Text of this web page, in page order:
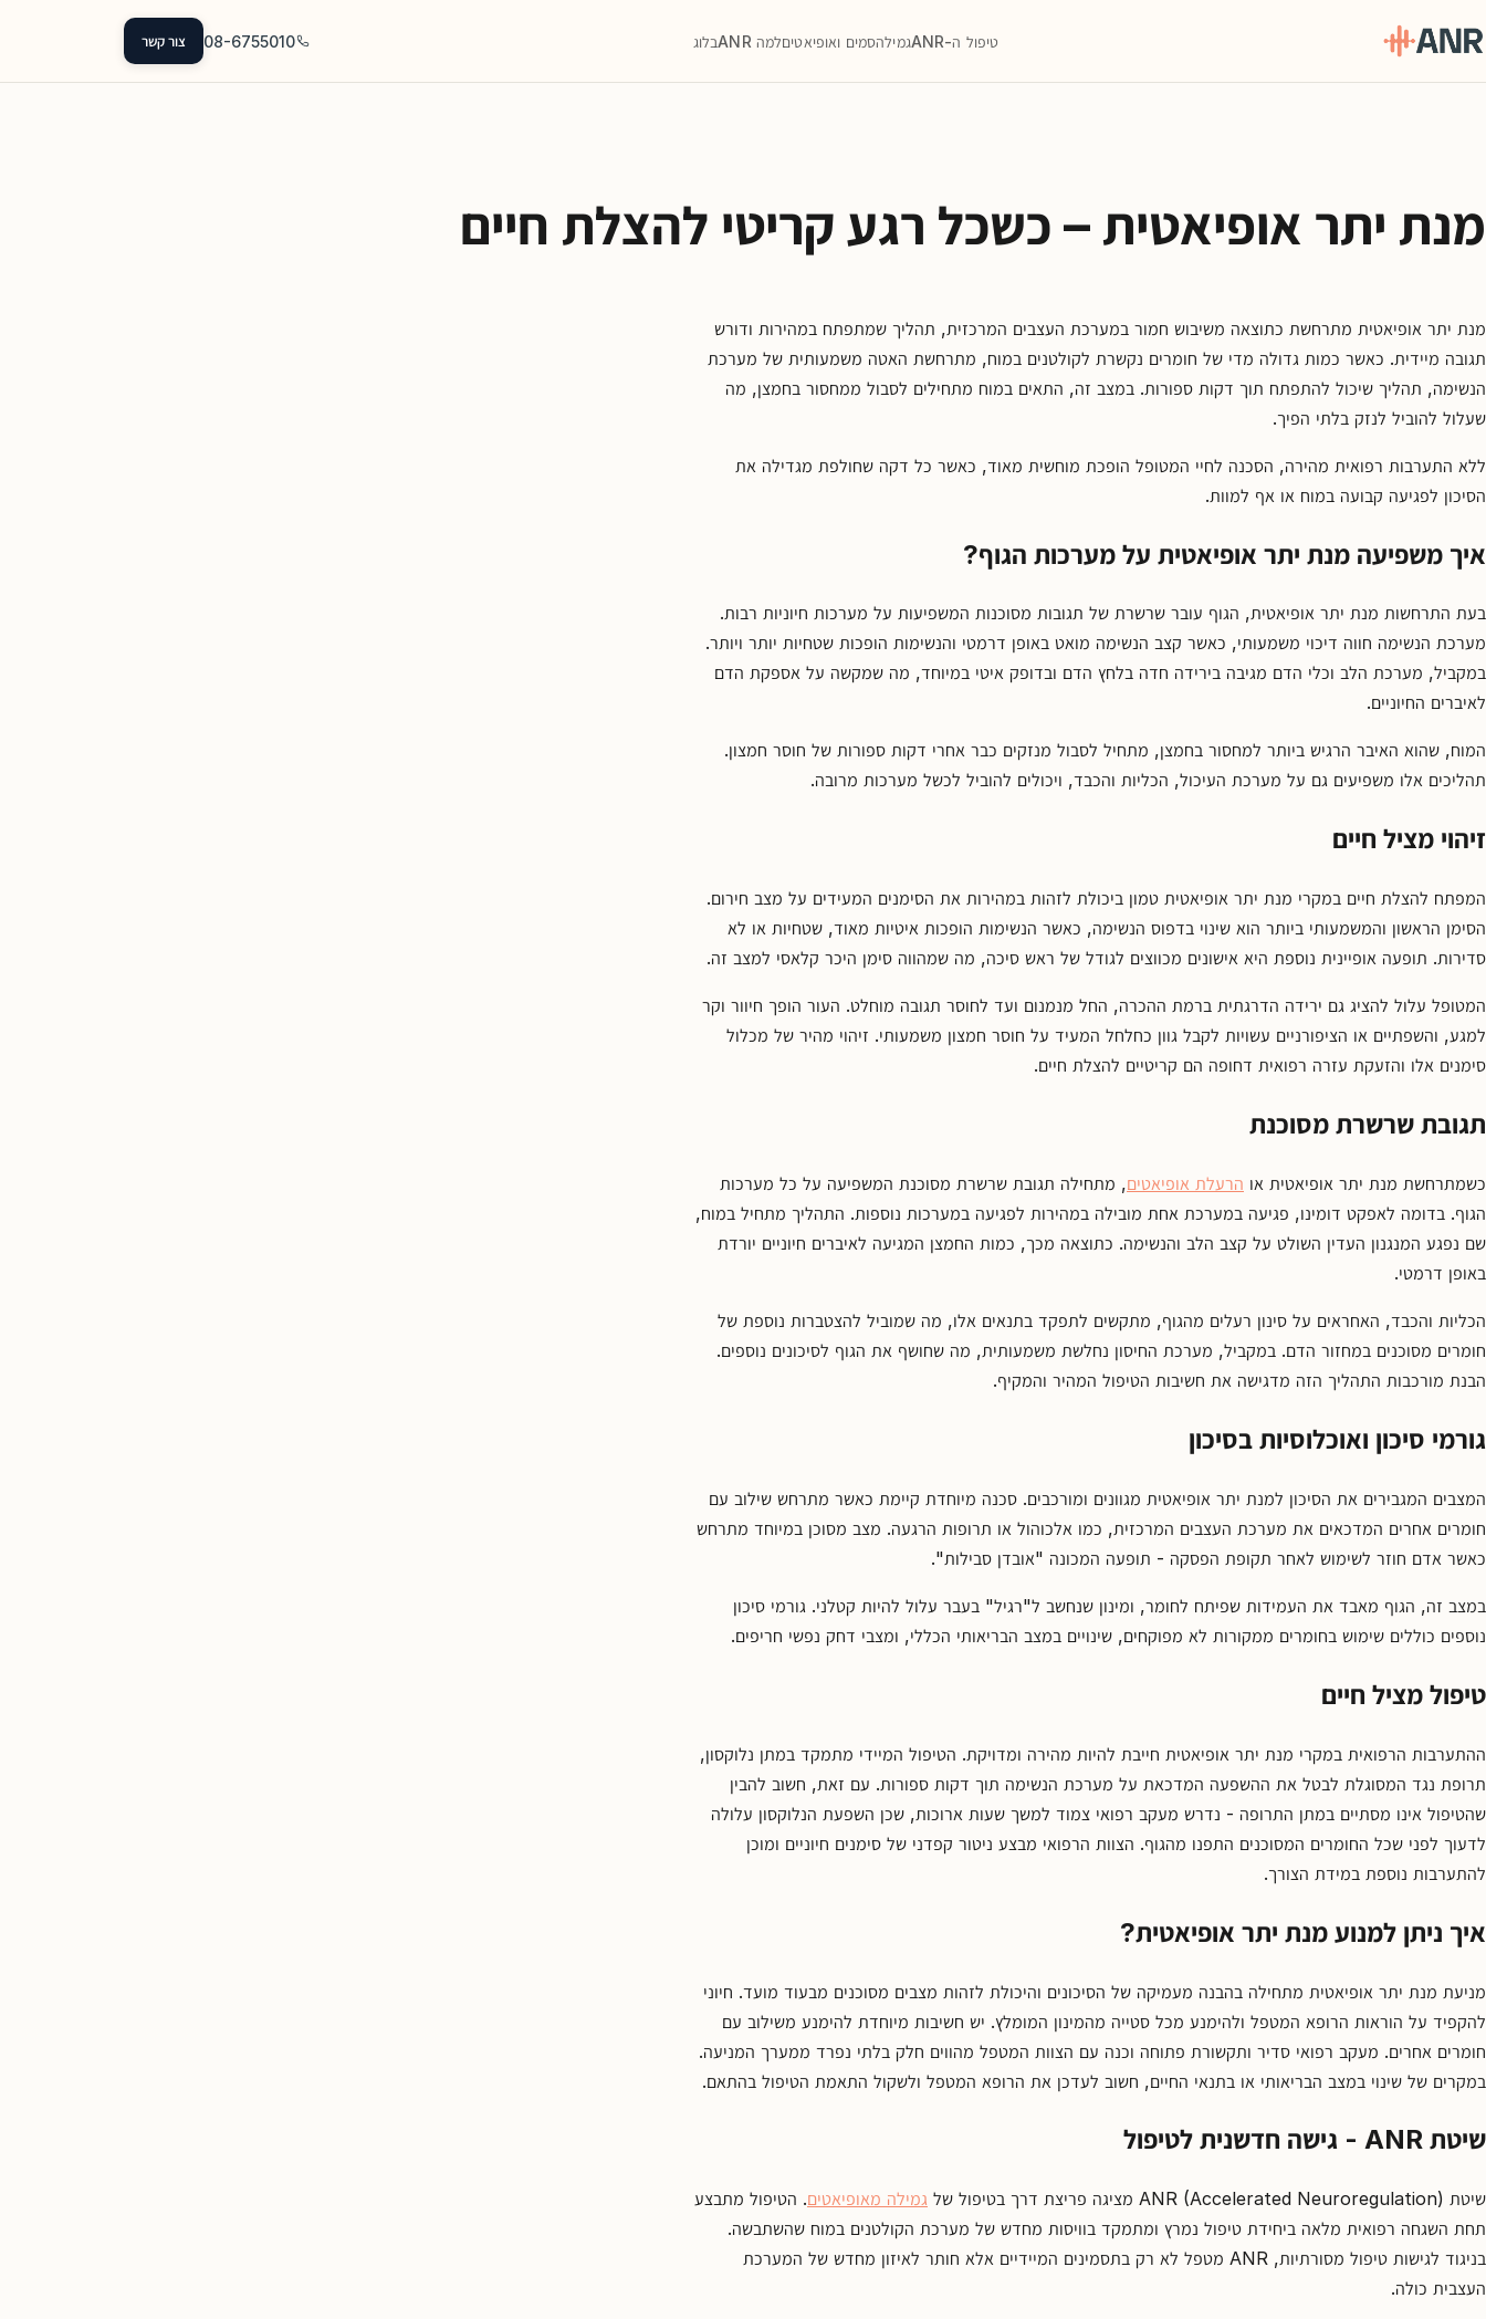
טיפול ה-ANR גמילהסמים ואופיאטיםלמה ANR בלוג 08-6755010 צור קשר
ANR
גמילה
ואופיאטים
למה
ANR
בלוג
צור
קשר
קבע
פגישת
מנת יתר אופיאטית – כשכל רגע קריטי להצלת חיים
מנת יתר אופיאטית מתרחשת כתוצאה משיבוש חמור במערכת העצבים המרכזית, תהליך שמתפתח במהירות ודורש
תגובה מיידית. כאשר כמות גדולה מדי של חומרים נקשרת לקולטנים במוח, מתרחשת האטה משמעותית של מערכת
הנשימה, תהליך שיכול להתפתח תוך דקות ספורות. במצב זה, התאים במוח מתחילים לסבול ממחסור בחמצן, מה
שעלול להוביל לנזק בלתי הפיך.
ללא התערבות רפואית מהירה, הסכנה לחיי המטופל הופכת מוחשית מאוד, כאשר כל דקה שחולפת מגדילה את
הסיכון לפגיעה קבועה במוח או אף למוות.
איך משפיעה מנת יתר אופיאטית על מערכות הגוף?
בעת התרחשות מנת יתר אופיאטית, הגוף עובר שרשרת של תגובות מסוכנות המשפיעות על מערכות חיוניות רבות.
מערכת הנשימה חווה דיכוי משמעותי, כאשר קצב הנשימה מואט באופן דרמטי והנשימות הופכות שטחיות יותר ויותר.
במקביל, מערכת הלב וכלי הדם מגיבה בירידה חדה בלחץ הדם ובדופק איטי במיוחד, מה שמקשה על אספקת הדם
לאיברים החיוניים.
המוח, שהוא האיבר הרגיש ביותר למחסור בחמצן, מתחיל לסבול מנזקים כבר אחרי דקות ספורות של חוסר חמצון.
תהליכים אלו משפיעים גם על מערכת העיכול, הכליות והכבד, ויכולים להוביל לכשל מערכות מרובה.
זיהוי מציל חיים
המפתח להצלת חיים במקרי מנת יתר אופיאטית טמון ביכולת לזהות במהירות את הסימנים המעידים על מצב חירום.
הסימן הראשון והמשמעותי ביותר הוא שינוי בדפוס הנשימה, כאשר הנשימות הופכות איטיות מאוד, שטחיות או לא
סדירות. תופעה אופיינית נוספת היא אישונים מכווצים לגודל של ראש סיכה, מה שמהווה סימן היכר קלאסי למצב זה.
המטופל עלול להציג גם ירידה הדרגתית ברמת ההכרה, החל מנמנום ועד לחוסר תגובה מוחלט. העור הופך חיוור וקר
למגע, והשפתיים או הציפורניים עשויות לקבל גוון כחלחל המעיד על חוסר חמצון משמעותי. זיהוי מהיר של מכלול
סימנים אלו והזעקת עזרה רפואית דחופה הם קריטיים להצלת חיים.
תגובת שרשרת מסוכנת
כשמתרחשת מנת יתר אופיאטית או הרעלת אופיאטים, מתחילה תגובת שרשרת מסוכנת המשפיעה על כל מערכות
הגוף. בדומה לאפקט דומינו, פגיעה במערכת אחת מובילה במהירות לפגיעה במערכות נוספות. התהליך מתחיל במוח,
שם נפגע המנגנון העדין השולט על קצב הלב והנשימה. כתוצאה מכך, כמות החמצן המגיעה לאיברים חיוניים יורדת
באופן דרמטי.
הכליות והכבד, האחראים על סינון רעלים מהגוף, מתקשים לתפקד בתנאים אלו, מה שמוביל להצטברות נוספת של
חומרים מסוכנים במחזור הדם. במקביל, מערכת החיסון נחלשת משמעותית, מה שחושף את הגוף לסיכונים נוספים.
הבנת מורכבות התהליך הזה מדגישה את חשיבות הטיפול המהיר והמקיף.
גורמי סיכון ואוכלוסיות בסיכון
המצבים המגבירים את הסיכון למנת יתר אופיאטית מגוונים ומורכבים. סכנה מיוחדת קיימת כאשר מתרחש שילוב עם
חומרים אחרים המדכאים את מערכת העצבים המרכזית, כמו אלכוהול או תרופות הרגעה. מצב מסוכן במיוחד מתרחש
כאשר אדם חוזר לשימוש לאחר תקופת הפסקה - תופעה המכונה "אובדן סבילות".
במצב זה, הגוף מאבד את העמידות שפיתח לחומר, ומינון שנחשב ל"רגיל" בעבר עלול להיות קטלני. גורמי סיכון
נוספים כוללים שימוש בחומרים ממקורות לא מפוקחים, שינויים במצב הבריאותי הכללי, ומצבי דחק נפשי חריפים.
טיפול מציל חיים
ההתערבות הרפואית במקרי מנת יתר אופיאטית חייבת להיות מהירה ומדויקת. הטיפול המיידי מתמקד במתן נלוקסון,
תרופת נגד המסוגלת לבטל את ההשפעה המדכאת על מערכת הנשימה תוך דקות ספורות. עם זאת, חשוב להבין
שהטיפול אינו מסתיים במתן התרופה - נדרש מעקב רפואי צמוד למשך שעות ארוכות, שכן השפעת הנלוקסון עלולה
לדעוך לפני שכל החומרים המסוכנים התפנו מהגוף. הצוות הרפואי מבצע ניטור קפדני של סימנים חיוניים ומוכן
להתערבות נוספת במידת הצורך.
איך ניתן למנוע מנת יתר אופיאטית?
מניעת מנת יתר אופיאטית מתחילה בהבנה מעמיקה של הסיכונים והיכולת לזהות מצבים מסוכנים מבעוד מועד. חיוני
להקפיד על הוראות הרופא המטפל ולהימנע מכל סטייה מהמינון המומלץ. יש חשיבות מיוחדת להימנע משילוב עם
חומרים אחרים. מעקב רפואי סדיר ותקשורת פתוחה וכנה עם הצוות המטפל מהווים חלק בלתי נפרד ממערך המניעה.
במקרים של שינוי במצב הבריאותי או בתנאי החיים, חשוב לעדכן את הרופא המטפל ולשקול התאמת הטיפול בהתאם.
שיטת גישה חדשנית לטיפול
שיטת ANR (Accelerated Neuroregulation) מציגה פריצת דרך בטיפול של גמילה מאופיאטים. הטיפול מתבצע
תחת השגחה רפואית מלאה ביחידת טיפול נמרץ ומתמקד בוויסות מחדש של מערכת הקולטנים במוח שהשתבשה.
בניגוד לגישות טיפול מסורתיות, ANR מטפל לא רק בתסמינים המיידיים אלא חותר לאיזון מחדש של המערכת
העצבית כולה.